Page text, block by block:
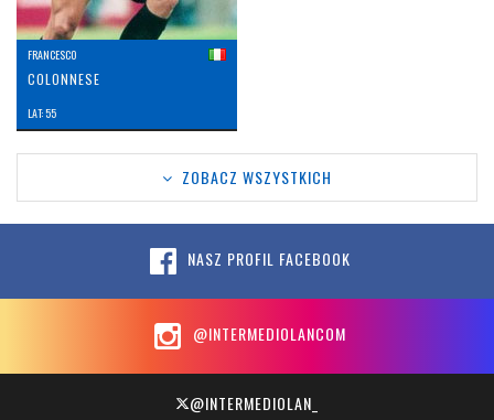
FRANCESCO
COLONNESE
LAT: 55
ZOBACZ WSZYSTKICH
NASZ PROFIL FACEBOOK
@INTERMEDIOLANCOM
@INTERMEDIOLAN_